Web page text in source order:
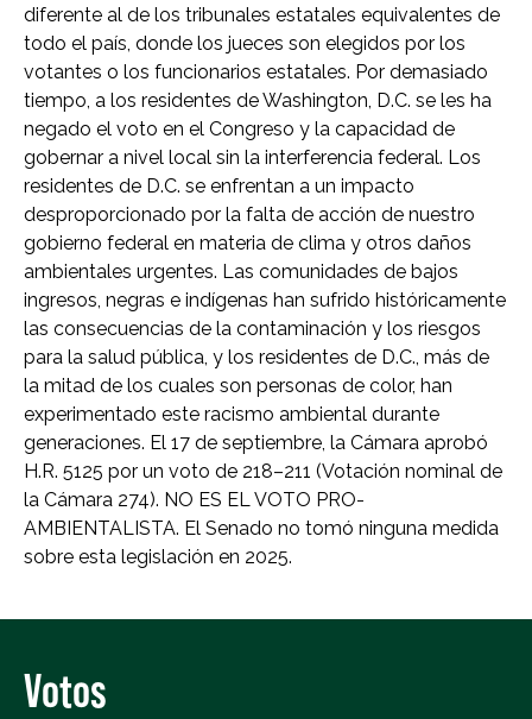
diferente al de los tribunales estatales equivalentes de
todo el país, donde los jueces son elegidos por los
votantes o los funcionarios estatales. Por demasiado
tiempo, a los residentes de Washington, D.C. se les ha
negado el voto en el Congreso y la capacidad de
gobernar a nivel local sin la interferencia federal. Los
residentes de D.C. se enfrentan a un impacto
desproporcionado por la falta de acción de nuestro
gobierno federal en materia de clima y otros daños
ambientales urgentes. Las comunidades de bajos
ingresos, negras e indígenas han sufrido históricamente
las consecuencias de la contaminación y los riesgos
para la salud pública, y los residentes de D.C., más de
la mitad de los cuales son personas de color, han
experimentado este racismo ambiental durante
generaciones. El 17 de septiembre, la Cámara aprobó
H.R. 5125 por un voto de 218–211 (Votación nominal de
la Cámara 274). NO ES EL VOTO PRO-
AMBIENTALISTA. El Senado no tomó ninguna medida
sobre esta legislación en 2025.
Votos